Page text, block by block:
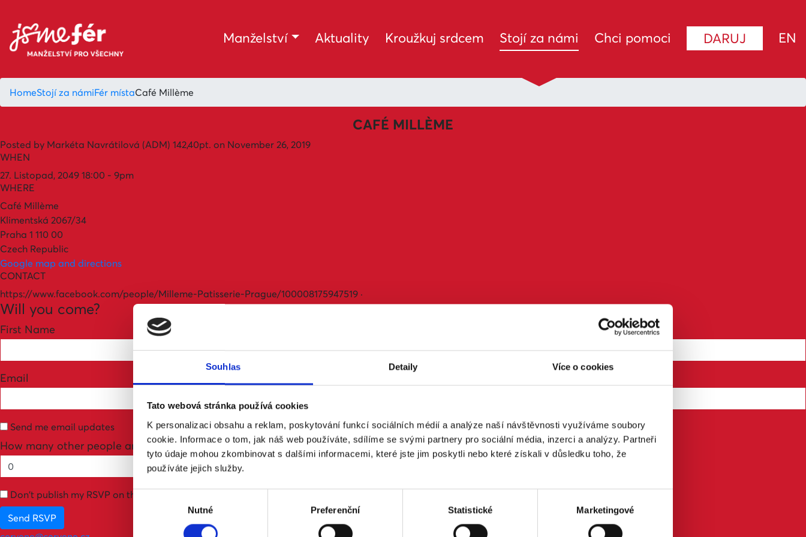
Souhlas Detaily Více o cookies
Tato webová stránka používá cookies
K personalizaci obsahu a reklam, poskytování funkcí sociálních médií a analýze naší návštěvnosti využíváme soubory
cookie. Informace o tom, jak náš web používáte, sdílíme se svými partnery pro sociální média, inzerci a analýzy. Partneři
tyto údaje mohou zkombinovat s dalšími informacemi, které jste jim poskytli nebo které získali v důsledku toho, že
používáte jejich služby.
Výběr
Nutné Preferenční Statistické Marketingové
Manželství Aktuality Kroužkuj srdcem Stojí za námi (current)
Chci pomoci DARUJ EN
HomeStojí za námiFér místaCafé Millème
CAFÉ MILLÈME
Posted by Markéta Navrátilová (ADM) 142,40pt. on November 26, 2019
WHEN
27. Listopad, 2049 18:00 - 9pm
WHERE
Café Millème
Klimentská 2067/34
Praha 1 110 00
Czech Republic
Google map and directions
CONTACT
https://www.facebook.com/people/Milleme-Patisserie-Prague/100008175947519 ·
Will you come?
First Name
Email
Send me email updates Send me text messages
How many other people are you bringing?
Don't publish my RSVP on the website